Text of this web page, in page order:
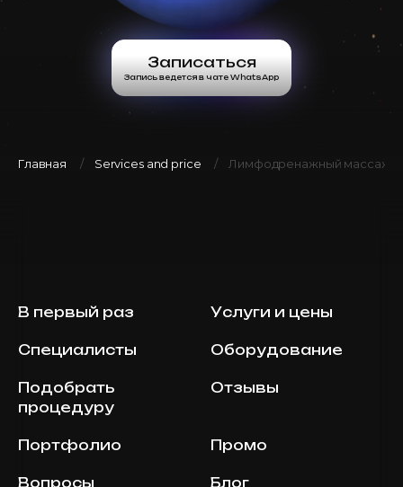
Записаться
Запись ведется в чате WhatsApp
Главная Services and price Лимфодренажный массаж
В первый раз Услуги и цены
Специалисты Оборудование
Подобрать
процедуру
Отзывы
Портфолио Промо
Вопросы Блог